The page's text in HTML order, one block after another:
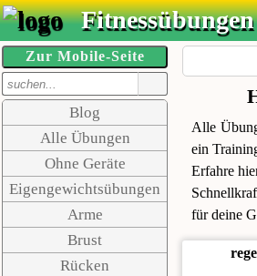
Zur Mobile-Seite
Blog
Alle Übungen
Ohne Geräte
Eigengewichtsübungen
Arme
Brust
Rücken
Alle
ein
Erfahre
für deine